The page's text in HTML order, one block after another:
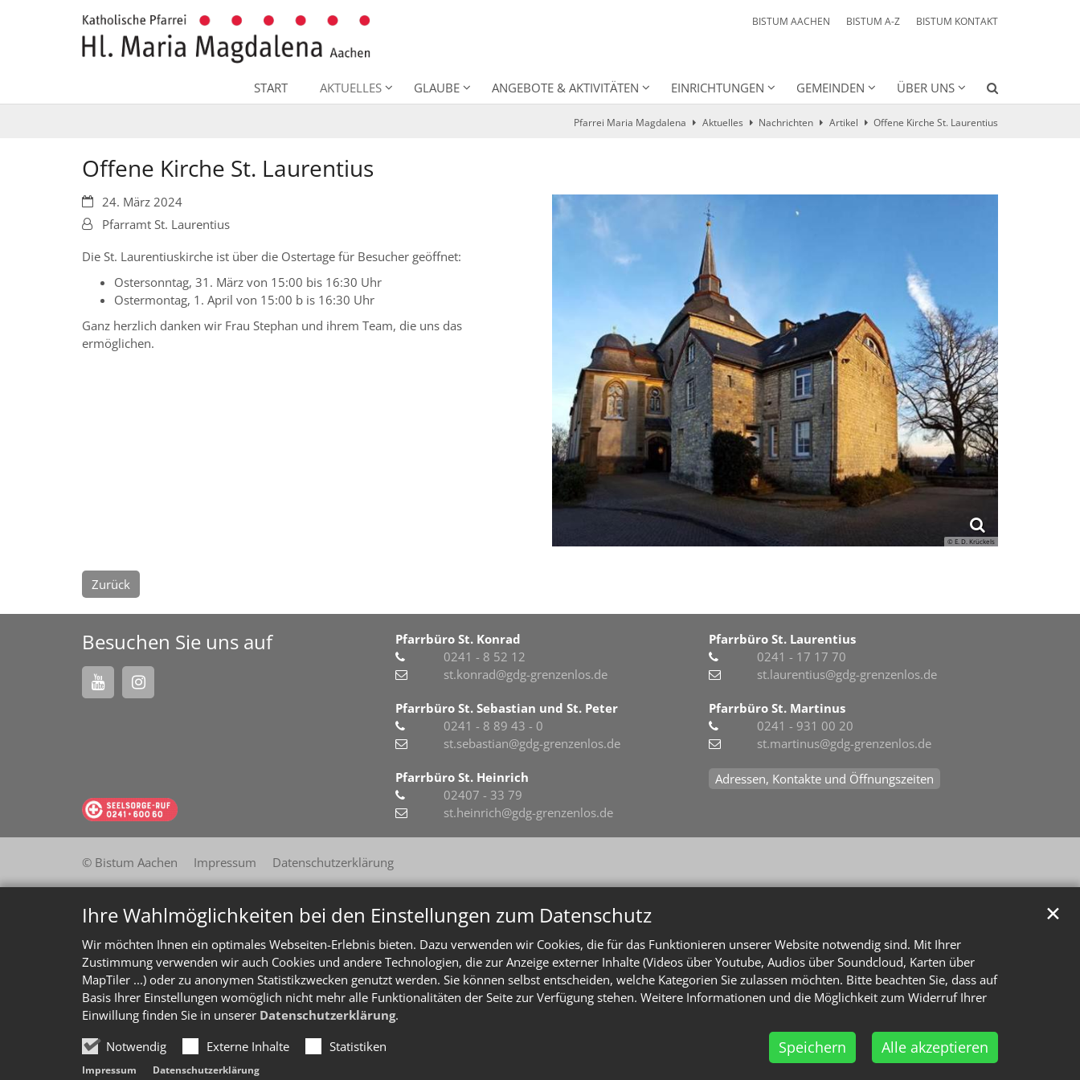
Ihre Wahlmöglichkeiten bei den Einstellungen zum Datenschutz
Wir möchten Ihnen ein optimales Webseiten-Erlebnis bieten. Dazu verwenden wir Cookies, die für das Funktionieren unserer Website notwendig sind. Mit Ihrer
Zustimmung verwenden wir auch Cookies und andere Technologien, die zur Anzeige externer Inhalte (Videos über Youtube, Audios über Soundcloud, Karten über
MapTiler ...) oder zu anonymen Statistikzwecken genutzt werden. Sie können selbst entscheiden, welche Kategorien Sie zulassen möchten. Bitte beachten Sie, dass auf
Basis Ihrer Einstellungen womöglich nicht mehr alle Funktionalitäten der Seite zur Verfügung stehen. Weitere Informationen und die Möglichkeit zum Widerruf Ihrer
Einwillung finden Sie in unserer Datenschutzerklärung.
Notwendig
Externe Inhalte Statistiken Speichern Alle akzeptieren
✕
Impressum Datenschutzerklärung
BISTUM AACHEN BISTUM A-Z BISTUM KONTAKT
START AKTUELLES GLAUBE ANGEBOTE & AKTIVITÄTEN EINRICHTUNGEN GEMEINDEN ÜBER UNS
Pfarrei Maria Magdalena Aktuelles Nachrichten Artikel Offene Kirche St. Laurentius
Offene Kirche St. Laurentius
© E. D. Krückels
Datum:24. März 2024
Von:Pfarramt St. Laurentius
Die St. Laurentiuskirche ist über die Ostertage für Besucher geöffnet:
Ostersonntag, 31. März von 15:00 bis 16:30 Uhr
Ostermontag, 1. April von 15:00 b is 16:30 Uhr
Ganz herzlich danken wir Frau Stephan und ihrem Team, die uns das
ermöglichen.
Zurück
Besuchen Sie uns auf
Pfarrbüro St. Konrad
0241 - 8 52 12
st.konrad@gdg-grenzenlos.de
Pfarrbüro St. Sebastian und St. Peter
0241 - 8 89 43 - 0
st.sebastian@gdg-grenzenlos.de
Pfarrbüro St. Heinrich
02407 - 33 79
st.heinrich@gdg-grenzenlos.de
Pfarrbüro St. Laurentius
0241 - 17 17 70
st.laurentius@gdg-grenzenlos.de
Pfarrbüro St. Martinus
0241 - 931 00 20
st.martinus@gdg-grenzenlos.de
Adressen, Kontakte und Öffnungszeiten
© Bistum Aachen Impressum Datenschutzerklärung